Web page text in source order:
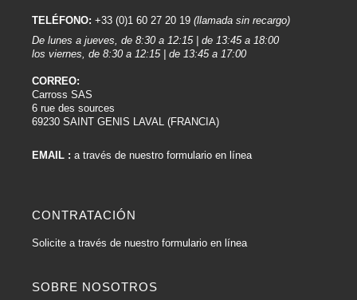
TELÉFONO: +33 (0)1 60 27 20 19 (llamada sin recargo)
De lunes a jueves, de 8:30 a 12:15 | de 13:45 a 18:00
los viernes, de 8:30 a 12:15 | de 13:45 a 17:00
CORREO:
Carross SAS
6 rue des sources
69230 SAINT GENIS LAVAL (FRANCIA)
EMAIL : a través de nuestro formulario en línea
CONTRATACIÓN
Solicite a través de nuestro formulario en línea
SOBRE NOSOTROS